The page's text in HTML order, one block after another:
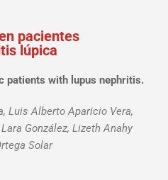
pacientes
lúpica
patients with lupus nephritis.
Luis Alberto Aparicio Vera,
González, Lizeth Anahy
Solar